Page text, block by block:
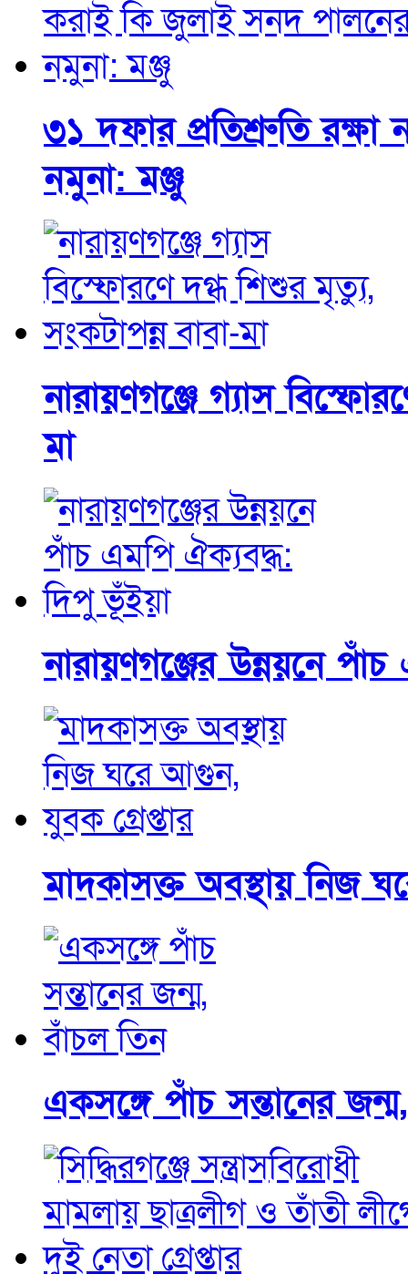
৩১ দফার প্রতিশ্রুতি
নমুনা: মঞ্জু
নারায়ণগঞ্জে গ্যাস
মা
নারায়ণগঞ্জের উন্নয়নে
মাদকাসক্ত অবস্থায় নিজ
একসঙ্গে পাঁচ সন্তানের